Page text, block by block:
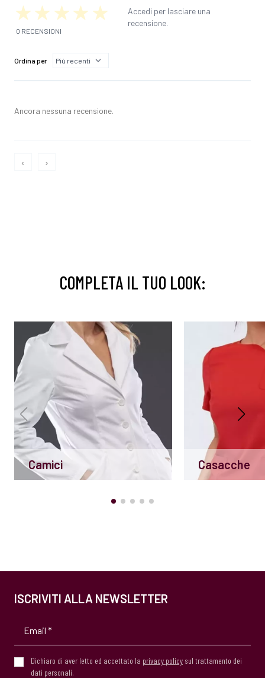
0 RECENSIONI
Accedi per lasciare una
recensione.
Ordina per
Ancora nessuna recensione.
‹ ›
COMPLETA IL TUO LOOK:
Camici Casacche
ISCRIVITI ALLA NEWSLETTER
Dichiaro di aver letto ed accettato la privacy policy sul trattamento dei
dati personali.